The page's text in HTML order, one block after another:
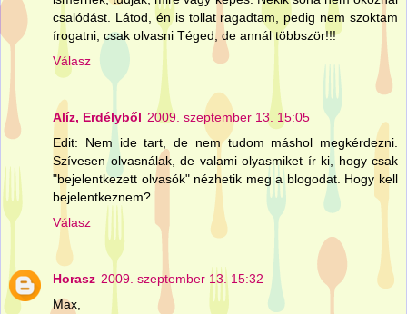
csalódást. Látod, én is tollat ragadtam, pedig nem szoktam
írogatni, csak olvasni Téged, de annál többször!!!
Válasz
Alíz, Erdélyből 2009. szeptember 13. 15:05
Edit: Nem ide tart, de nem tudom máshol megkérdezni.
Szívesen olvasnálak, de valami olyasmiket ír ki, hogy csak
"bejelentkezett olvasók" nézhetik meg a blogodat. Hogy kell
bejelentkeznem?
Válasz
Horasz 2009. szeptember 13. 15:32
Max,